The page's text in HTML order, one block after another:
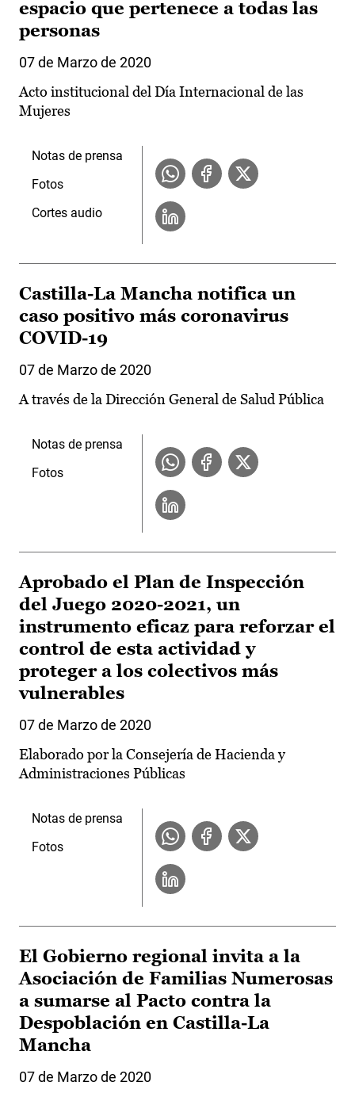
espacio que pertenece a todas las
personas
07 de Marzo de 2020
Acto institucional del Día Internacional de las
Mujeres
Notas de prensa
Fotos
Cortes audio
Castilla-La Mancha notifica un
caso positivo más coronavirus
COVID-19
07 de Marzo de 2020
A través de la Dirección General de Salud Pública
Notas de prensa
Fotos
Aprobado el Plan de Inspección
del Juego 2020-2021, un
instrumento eficaz para reforzar el
control de esta actividad y
proteger a los colectivos más
vulnerables
07 de Marzo de 2020
Elaborado por la Consejería de Hacienda y
Administraciones Públicas
Notas de prensa
Fotos
El Gobierno regional invita a la
Asociación de Familias Numerosas
a sumarse al Pacto contra la
Despoblación en Castilla-La
Mancha
07 de Marzo de 2020